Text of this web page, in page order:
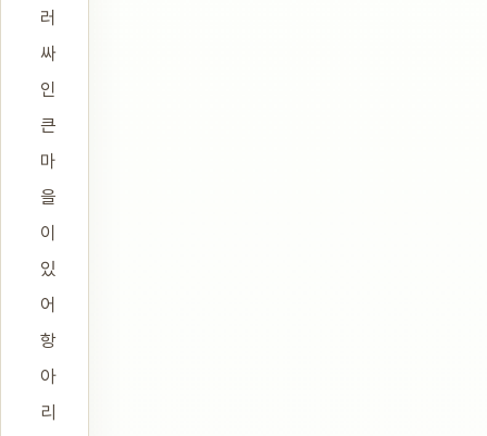
러
싸
인
큰
마
을
이
있
어
항
아
리